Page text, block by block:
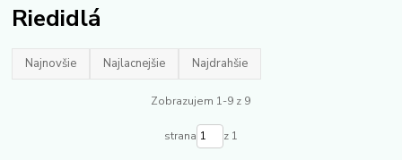
Riedidlá
Najnovšie Najlacnejšie Najdrahšie
Zobrazujem 1-9 z 9
strana z 1